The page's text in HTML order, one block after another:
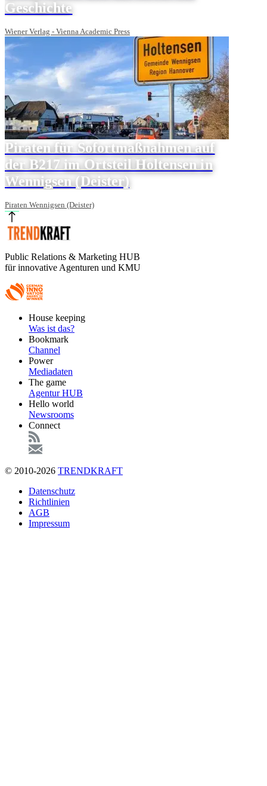
Geschichte
Wiener Verlag - Vienna Academic Press
Piraten für Sofortmaßnahmen auf
der B217 im Ortsteil Holtensen in
Wennigsen (Deister)
Piraten Wennigsen (Deister)
Public Relations & Marketing HUB
für innovative Agenturen und KMU
FooterHouse keeping
Was ist das?
Bookmark
Channel
Power
Mediadaten
The game
Agentur HUB
Hello world
Newsrooms
Connect
© 2010-2026 TRENDKRAFT
FußzeileDatenschutz
Richtlinien
AGB
Impressum